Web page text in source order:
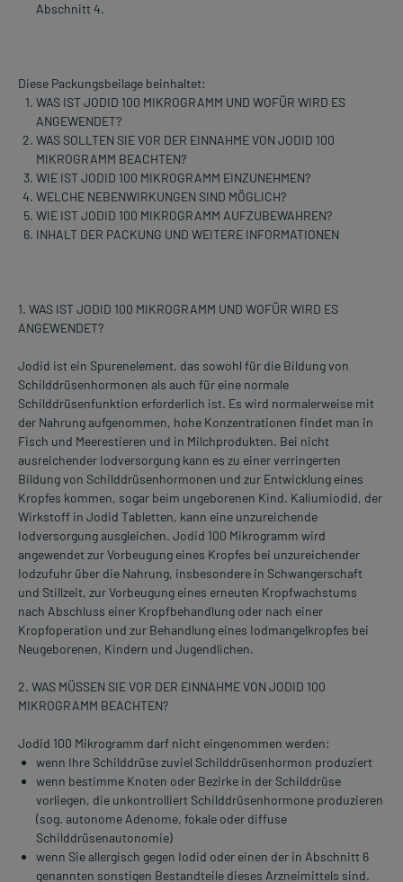
Abschnitt 4.
Diese Packungsbeilage beinhaltet:
WAS IST JODID 100 MIKROGRAMM UND WOFÜR WIRD ES
ANGEWENDET?
WAS SOLLTEN SIE VOR DER EINNAHME VON JODID 100
MIKROGRAMM BEACHTEN?
WIE IST JODID 100 MIKROGRAMM EINZUNEHMEN?
WELCHE NEBENWIRKUNGEN SIND MÖGLICH?
WIE IST JODID 100 MIKROGRAMM AUFZUBEWAHREN?
INHALT DER PACKUNG UND WEITERE INFORMATIONEN
1. WAS IST JODID 100 MIKROGRAMM UND WOFÜR WIRD ES
ANGEWENDET?
Jodid ist ein Spurenelement, das sowohl für die Bildung von
Schilddrüsenhormonen als auch für eine normale
Schilddrüsenfunktion erforderlich ist. Es wird normalerweise mit
der Nahrung aufgenommen, hohe Konzentrationen findet man in
Fisch und Meerestieren und in Milchprodukten. Bei nicht
ausreichender Iodversorgung kann es zu einer verringerten
Bildung von Schilddrüsenhormonen und zur Entwicklung eines
Kropfes kommen, sogar beim ungeborenen Kind. Kaliumiodid, der
Wirkstoff in Jodid Tabletten, kann eine unzureichende
Iodversorgung ausgleichen. Jodid 100 Mikrogramm wird
angewendet zur Vorbeugung eines Kropfes bei unzureichender
Iodzufuhr über die Nahrung, insbesondere in Schwangerschaft
und Stillzeit, zur Vorbeugung eines erneuten Kropfwachstums
nach Abschluss einer Kropfbehandlung oder nach einer
Kropfoperation und zur Behandlung eines Iodmangelkropfes bei
Neugeborenen, Kindern und Jugendlichen.
2. WAS MÜSSEN SIE VOR DER EINNAHME VON JODID 100
MIKROGRAMM BEACHTEN?
Jodid 100 Mikrogramm darf nicht eingenommen werden:
wenn Ihre Schilddrüse zuviel Schilddrüsenhormon produziert
wenn bestimme Knoten oder Bezirke in der Schilddrüse
vorliegen, die unkontrolliert Schilddrüsenhormone produzieren
(sog. autonome Adenome, fokale oder diffuse
Schilddrüsenautonomie)
wenn Sie allergisch gegen Iodid oder einen der in Abschnitt 6
genannten sonstigen Bestandteile dieses Arzneimittels sind.